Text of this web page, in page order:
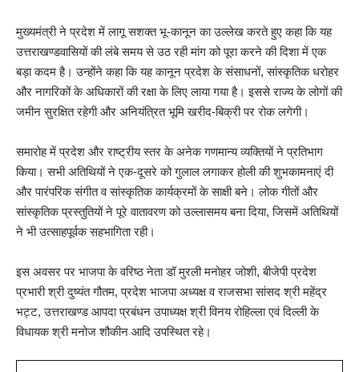
मुख्यमंत्री ने प्रदेश में लागू सशक्त भू-कानून का उल्लेख करते हुए कहा कि यह
उत्तराखण्डवासियों की लंबे समय से उठ रही मांग को पूरा करने की दिशा में एक
बड़ा कदम है। उन्होंने कहा कि यह कानून प्रदेश के संसाधनों, सांस्कृतिक धरोहर
और नागरिकों के अधिकारों की रक्षा के लिए लाया गया है। इससे राज्य के लोगों की
जमीन सुरक्षित रहेगी और अनियंत्रित भूमि खरीद-बिक्री पर रोक लगेगी।
समारोह में प्रदेश और राष्ट्रीय स्तर के अनेक गणमान्य व्यक्तियों ने प्रतिभाग
किया। सभी अतिथियों ने एक-दूसरे को गुलाल लगाकर होली की शुभकामनाएं दी
और पारंपरिक संगीत व सांस्कृतिक कार्यक्रमों के साक्षी बने। लोक गीतों और
सांस्कृतिक प्रस्तुतियों ने पूरे वातावरण को उल्लासमय बना दिया, जिसमें अतिथियों
ने भी उत्साहपूर्वक सहभागिता रही।
इस अवसर पर भाजपा के वरिष्ठ नेता डॉ मुरली मनोहर जोशी, बीजेपी प्रदेश
प्रभारी श्री दुष्यंत गौतम, प्रदेश भाजपा अध्यक्ष व राजसभा सांसद श्री महेंद्र
भट्ट, उत्तराखण्ड आपदा प्रबंधन उपाध्यक्ष श्री विनय रोहिल्ला एवं दिल्ली के
विधायक श्री मनोज शौकीन आदि उपस्थित रहे।